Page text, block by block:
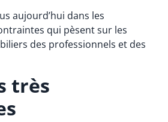
aujourd’hui dans les
qui pèsent sur les
des professionnels et des
très